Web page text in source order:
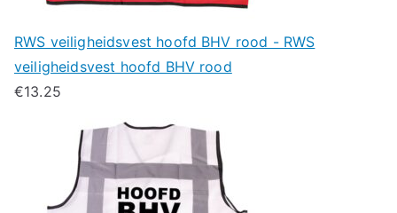
RWS veiligheidsvest hoofd BHV rood - RWS
veiligheidsvest hoofd BHV rood
€13.25